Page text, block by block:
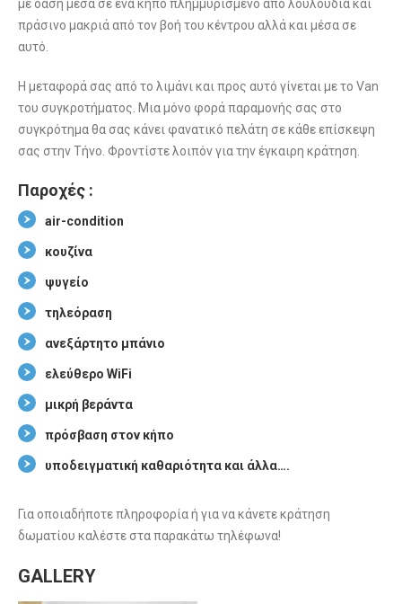
με όαση μέσα σε ένα κήπο πλημμυρισμένο από λουλούδια και
πράσινο μακριά από τον βοή του κέντρου αλλά και μέσα σε
αυτό.
Η μεταφορά σας από το λιμάνι και προς αυτό γίνεται με το Van
του συγκροτήματος. Μια μόνο φορά παραμονής σας στο
συγκρότημα θα σας κάνει φανατικό πελάτη σε κάθε επίσκεψη
σας στην Τήνο. Φροντίστε λοιπόν για την έγκαιρη κράτηση.
Παροχές :
air-condition
κουζίνα
ψυγείο
τηλεόραση
ανεξάρτητο μπάνιο
ελεύθερο WiFi
μικρή βεράντα
πρόσβαση στον κήπο
υποδειγματική καθαριότητα και άλλα….
Για οποιαδήποτε πληροφορία ή για να κάνετε κράτηση
δωματίου καλέστε στα παρακάτω τηλέφωνα!
GALLERY